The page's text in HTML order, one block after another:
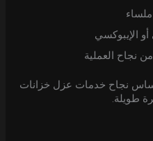
الإيبوكسي
نجاح العملية
نجاح خدمات عزل خزانات
طويلة.